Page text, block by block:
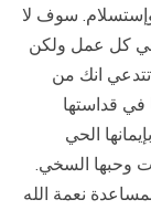
سوف لا
كل عمل ولكن
تتدعي انك من
في قداستها
الحي
وحبها السخي.
نعمة الله